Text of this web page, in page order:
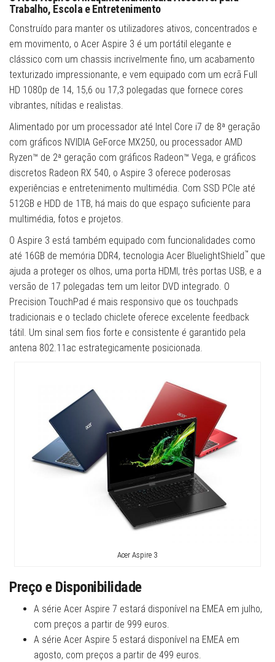
Trabalho, Escola e Entretenimento
Construído para manter os utilizadores ativos, concentrados e
em movimento, o Acer Aspire 3 é um portátil elegante e
clássico com um chassis incrivelmente fino, um acabamento
texturizado impressionante, e vem equipado com um ecrã Full
HD 1080p de 14, 15,6 ou 17,3 polegadas que fornece cores
vibrantes, nítidas e realistas.
Alimentado por um processador até Intel Core i7 de 8ª geração
com gráficos NVIDIA GeForce MX250, ou processador AMD
Ryzen™ de 2ª geração com gráficos Radeon™ Vega, e gráficos
discretos Radeon RX 540, o Aspire 3 oferece poderosas
experiências e entretenimento multimédia. Com SSD PCIe até
512GB e HDD de 1TB, há mais do que espaço suficiente para
multimédia, fotos e projetos.
O Aspire 3 está também equipado com funcionalidades como
até 16GB de memória DDR4, tecnologia Acer BluelightShield™ que
ajuda a proteger os olhos, uma porta HDMI, três portas USB, e a
versão de 17 polegadas tem um leitor DVD integrado. O
Precision TouchPad é mais responsivo que os touchpads
tradicionais e o teclado chiclete oferece excelente feedback
tátil. Um sinal sem fios forte e consistente é garantido pela
antena 802.11ac estrategicamente posicionada.
Acer Aspire 3
Preço e Disponibilidade
A série Acer Aspire 7 estará disponível na EMEA em julho,
com preços a partir de 999 euros.
A série Acer Aspire 5 estará disponível na EMEA em
agosto, com preços a partir de 499 euros.